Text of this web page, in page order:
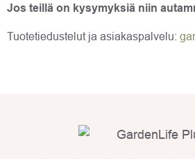
Jos teillä on kysymyksiä niin
Tuotetiedustelut ja asiakaspalvelu: